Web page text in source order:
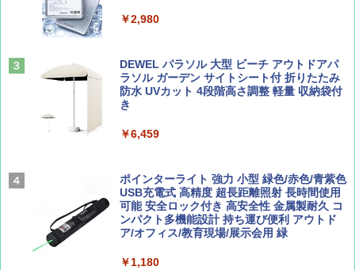
山と溪谷 2026年8月号「南アルプス大全」
￥1,540
集】ボーイング110周年を祝して！
￥1,760
BE-PAL(ビ-パル) 2026年 9 月号【特別付録:
A26 地球の歩き方 チェコ ポーランド スロヴ
ァキア 2026～2027 地球の歩き方A ヨーロッ
パ
￥2,695
新しい日本地理 地図・統計・移動から読み
人用 折りたたみ 防災グッズ 災害用トイレ ビ
￥-
テント ワンタッチ RENEW 幅200 2-3人用 43
￥5,499
[キャンパーズコレクション 山善] 傘みたいに
広げるだけ パッとサッとテント ブラックコ
簡単設置 ポップアップテント エクルベージ
￥2,980
DEWEL パラソル 大型 ビーチ アウトドアパ
ラソル ガーデン サイトシート付 折りたたみ
防水 UVカット 4段階高さ調整 軽量 収納袋付
き
￥6,459
ポインターライト 強力 小型 緑色/赤色/青紫色
USB充電式 高精度 超長距離照射 長時間使用
可能 安全ロック付き 高安全性 金属製耐久 コ
ンパクト多機能設計 持ち運び便利 アウトド
ア/オフィス/教育現場/展示会用 緑
￥1,180